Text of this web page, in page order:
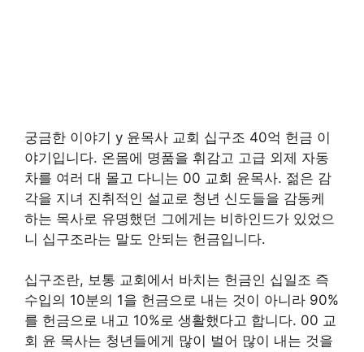
궁금한 이야기 y 윤목사 교회 십구조 40억 헌금 이
야기입니다. 온몸에 명품을 휘감고 고급 외제 자동
차를 여러 대 몰고 다니는 00 교회 윤목사. 젊은 감
각을 지녀 진취적인 설교로 청년 신도들을 감동케
하는 목사로 유명했던 그에게는 비하인드가 있었으
니 십구조라는 말도 안되는 헌금입니다.
십구조란, 보통 교회에서 바치는 헌금인 십일조 즉
수입의 10분의 1을 헌금으로 내는 것이 아니라 90%
를 헌금으로 내고 10%로 생활했다고 합니다. 00 교
회 윤 목사는 청년들에게 많이 벌어 많이 내는 것을